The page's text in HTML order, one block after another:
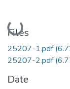
Loading...
Files
25207-1.pdf
25207-2.pdf
Date